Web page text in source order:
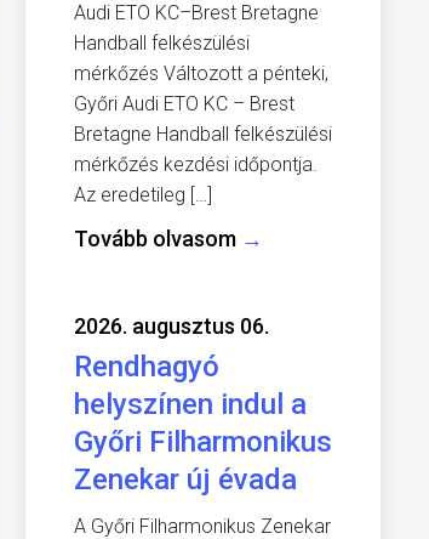
Audi ETO KC–Brest Bretagne
Handball felkészülési
mérkőzés Változott a pénteki,
Győri Audi ETO KC – Brest
Bretagne Handball felkészülési
mérkőzés kezdési időpontja.
Az eredetileg […]
Tovább olvasom →
2026. augusztus 06.
Rendhagyó
helyszínen indul a
Győri Filharmonikus
Zenekar új évada
A Győri Filharmonikus Zenekar